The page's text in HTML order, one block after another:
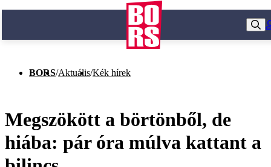
BORS/Aktuális/Kék hírek
Megszökött a börtönből, de
hiába: pár óra múlva kattant a